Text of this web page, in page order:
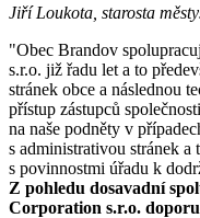
Jiří Loukota, starosta
"Obec Brandov
s.r.o. již řadu let a to
stránek obce a následnou
přístup zástupců
na naše podněty v
s administrativou stránek a
s povinnostmi úřadu k
Z pohledu dosavadní
Corporation s.r.o.